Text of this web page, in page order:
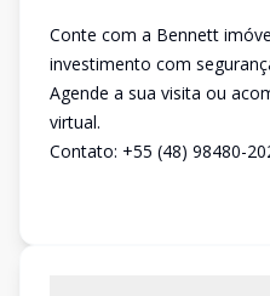
Conte com a Bennett
investimento com
Agende a sua visita ou
virtual.
Contato: +55 (48) 98480-